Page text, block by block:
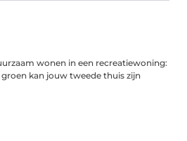
wonen in een recreatiewoning:
groen kan jouw tweede thuis zijn